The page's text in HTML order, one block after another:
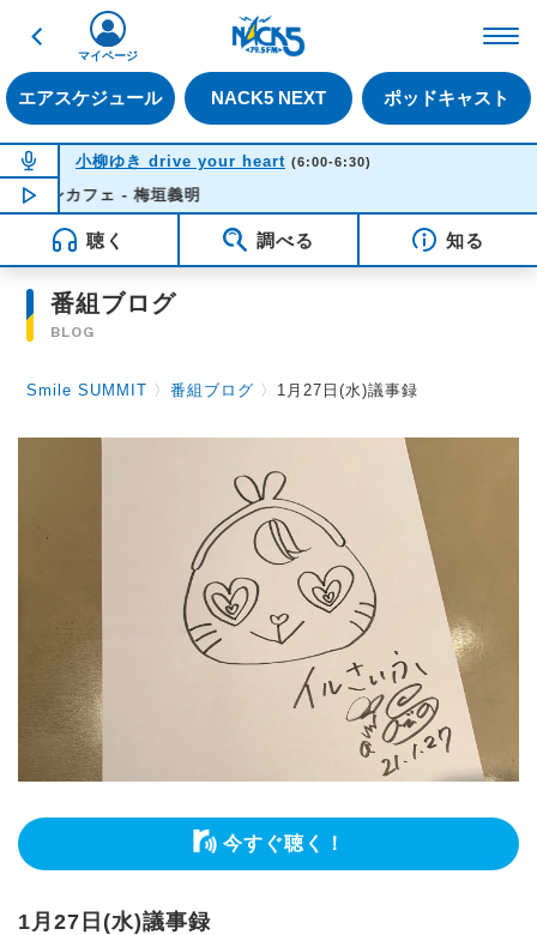
戻る
エアスケジュール NACK5 NEXT ポッドキャスト
マイページ
NOW ON AIR
小柳ゆき drive your heart (6:00-6:30)
NOW PLAYING05:42
カフェ - 梅垣義明
聴く 調べる 知る
番組ブログ
BLOG
Smile SUMMIT 〉番組ブログ 〉 1月27日(水)議事録
今すぐ聴く！
1月27日(水)議事録